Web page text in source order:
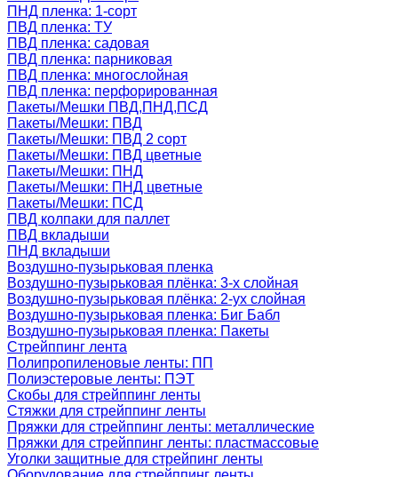
ПНД пленка: 1-сорт
ПВД пленка: ТУ
ПВД пленка: садовая
ПВД пленка: парниковая
ПВД пленка: многослойная
ПВД пленка: перфорированная
Пакеты/Мешки ПВД,ПНД,ПСД
Пакеты/Мешки: ПВД
Пакеты/Мешки: ПВД 2 сорт
Пакеты/Мешки: ПВД цветные
Пакеты/Мешки: ПНД
Пакеты/Мешки: ПНД цветные
Пакеты/Мешки: ПСД
ПВД колпаки для паллет
ПВД вкладыши
ПНД вкладыши
Воздушно-пузырьковая пленка
Воздушно-пузырьковая плёнка: 3-х слойная
Воздушно-пузырьковая плёнка: 2-ух слойная
Воздушно-пузырьковая пленка: Биг Бабл
Воздушно-пузырьковая пленка: Пакеты
Стрейппинг лента
Полипропиленовые ленты: ПП
Полиэстеровые ленты: ПЭТ
Скобы для стрейппинг ленты
Стяжки для стрейппинг ленты
Пряжки для стрейппинг ленты: металлические
Пряжки для стрейппинг ленты: пластмассовые
Уголки защитные для стрейпинг ленты